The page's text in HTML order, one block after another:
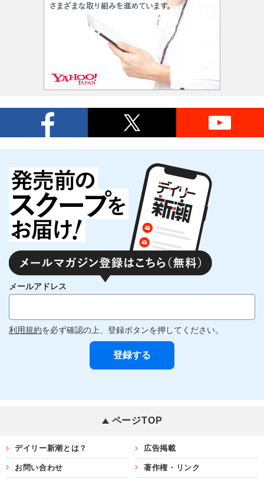
メールアドレス
利用規約を必ず確認の上、登録ボタンを押してください。
ページTOP
デイリー新潮とは？ 広告掲載
お問い合わせ 著作権・リンク